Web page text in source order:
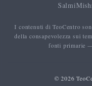
Salmi
I contenuti di TeoCentro
della consapevolezza sui
fonti primarie
© 2026